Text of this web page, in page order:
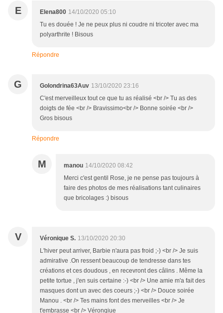
E Elena800 14/10/2020 05:10
Tu es douée ! Je ne peux plus ni coudre ni tricoter avec ma
polyarthrite ! Bisous
Répondre
G Golondrina63Auv 13/10/2020 23:16
C'est merveilleux tout ce que tu as réalisé <br /> Tu as des
doigts de fée <br /> Bravissimo<br /> Bonne soirée <br />
Gros bisous
Répondre
M manou 14/10/2020 08:42
Merci c'est gentil Rose, je ne pense pas toujours à
faire des photos de mes réalisations tant culinaires
que bricolages :) bisous
V Véronique S. 13/10/2020 20:30
L'hiver peut arriver, Barbie n'aura pas froid ;-) <br /> Je suis
admirative .On ressent beaucoup de tendresse dans tes
créations et ces doudous , en recevront des câlins . Même la
petite tortue , j'en suis certaine :-) <br /> Une amie m'a fait des
masques dont un avec des coeurs ;-) <br /> Douce soirée
Manou . <br /> Tes mains font des merveilles <br /> Je
t'embrasse <br /> Véronqiue